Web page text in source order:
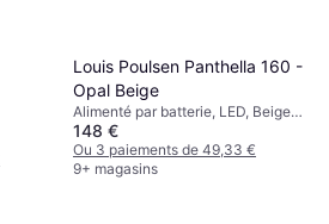
Louis Poulsen Panthella 160 -
Opal Beige
Alimenté par batterie, LED, Beige,
Plastique, Classe IP: IP44
148 €
Ou 3 paiements de 49,33 €
9+ magasins